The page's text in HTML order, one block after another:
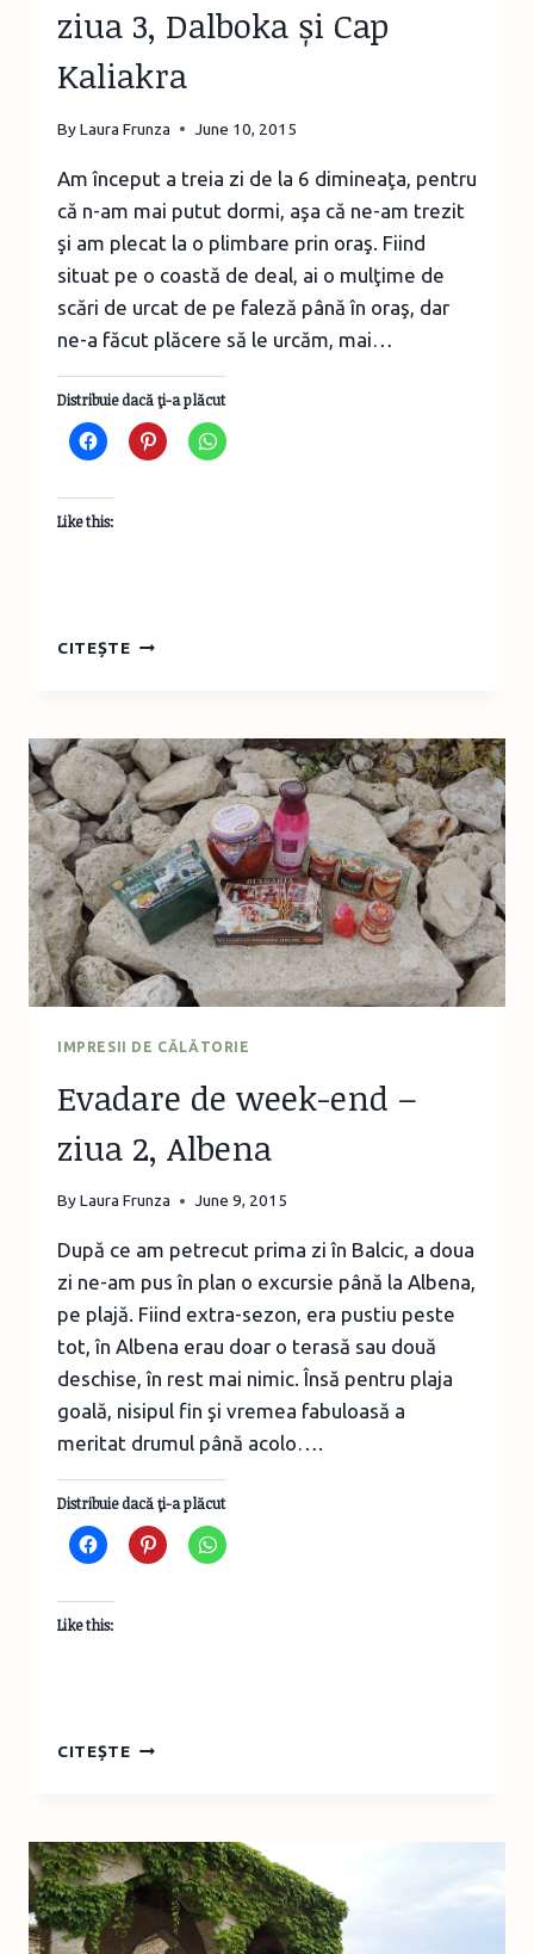
ziua 3, Dalboka și Cap
Kaliakra
ByLaura Frunza June 10, 2015
Am început a treia zi de la 6 dimineaţa, pentru
că n-am mai putut dormi, aşa că ne-am trezit
şi am plecat la o plimbare prin oraş. Fiind
situat pe o coastă de deal, ai o mulţime de
scări de urcat de pe faleză până în oraş, dar
ne-a făcut plăcere să le urcăm, mai…
Distribuie dacă ţi-a plăcut
Like this:
CITEȘTEEVADARE
–
ZIUA
3,
DALBOKA
ȘI
CAP
KALIAKRA
IMPRESII DE CĂLĂTORIE
Evadare de week-end –
ziua 2, Albena
ByLaura Frunza June 9, 2015
După ce am petrecut prima zi în Balcic, a doua
zi ne-am pus în plan o excursie până la Albena,
pe plajă. Fiind extra-sezon, era pustiu peste
tot, în Albena erau doar o terasă sau două
deschise, în rest mai nimic. Însă pentru plaja
goală, nisipul fin şi vremea fabuloasă a
meritat drumul până acolo….
Distribuie dacă ţi-a plăcut
Like this:
CITEȘTEEVADARE
–
ZIUA
2,
ALBENA